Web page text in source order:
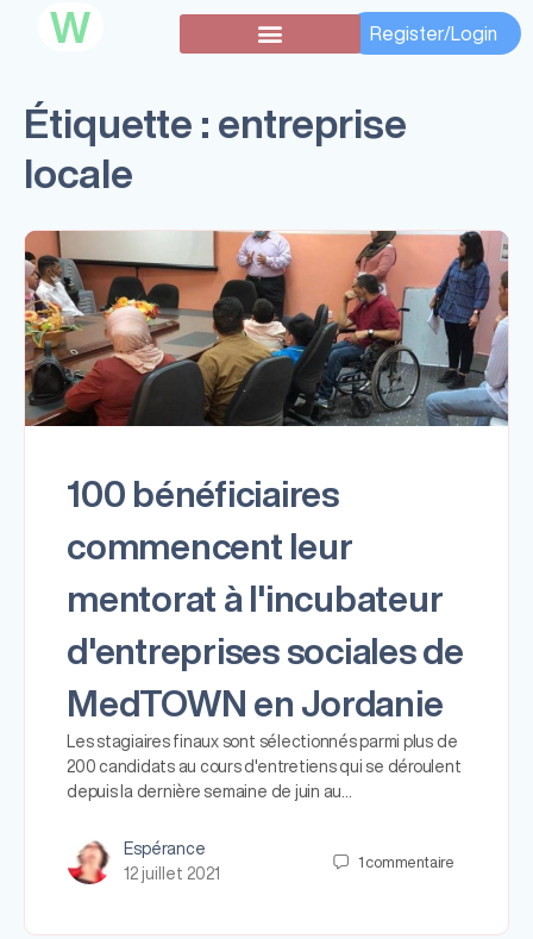
W Register/Login
Étiquette : entreprise
locale
100 bénéficiaires
commencent leur
mentorat à l'incubateur
d'entreprises sociales de
MedTOWN en Jordanie
Les stagiaires finaux sont sélectionnés parmi plus de
200 candidats au cours d'entretiens qui se déroulent
depuis la dernière semaine de juin au…
Espérance
12 juillet 2021
1 commentaire